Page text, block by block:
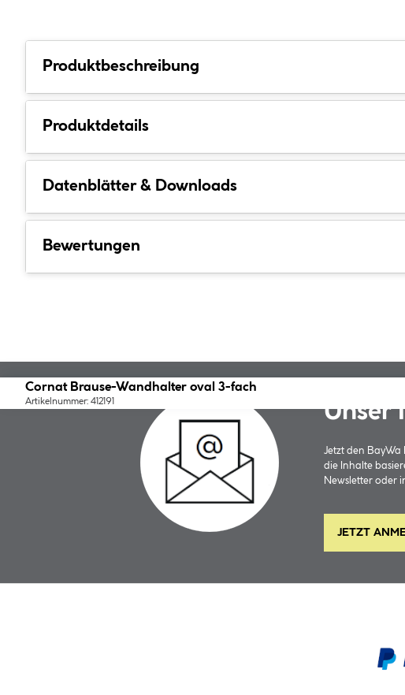
Produktbeschreibung
Produktdetails
Datenblätter & Downloads
Bewertungen
Cornat Brause-Wandhalter oval 3-fach
Artikelnummer: 412191 Unser
Jetzt den
die Inhalte
Newsletter oder
JETZT